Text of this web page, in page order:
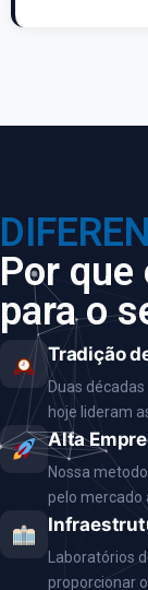
Por que
para o
Tradição
Duas
hoje lideram
Alta
Nossa
pelo mercado
Laboratórios
proporcionar